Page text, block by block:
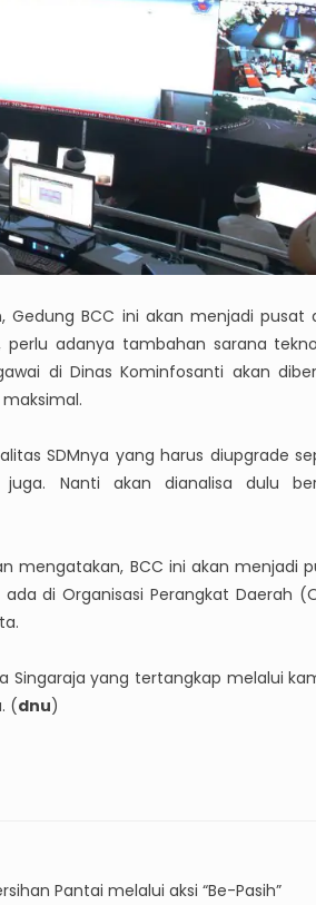
Gedung BCC ini akan menjadi pusat
adanya tambahan sarana
di Dinas Kominfosanti akan
SDMnya yang harus diupgrade
Nanti akan dianalisa dulu
mengatakan, BCC ini akan menjadi
di Organisasi Perangkat Daerah
Singaraja yang tertangkap melalui
(dnu)
Pantai melalui aksi “Be-Pasih”